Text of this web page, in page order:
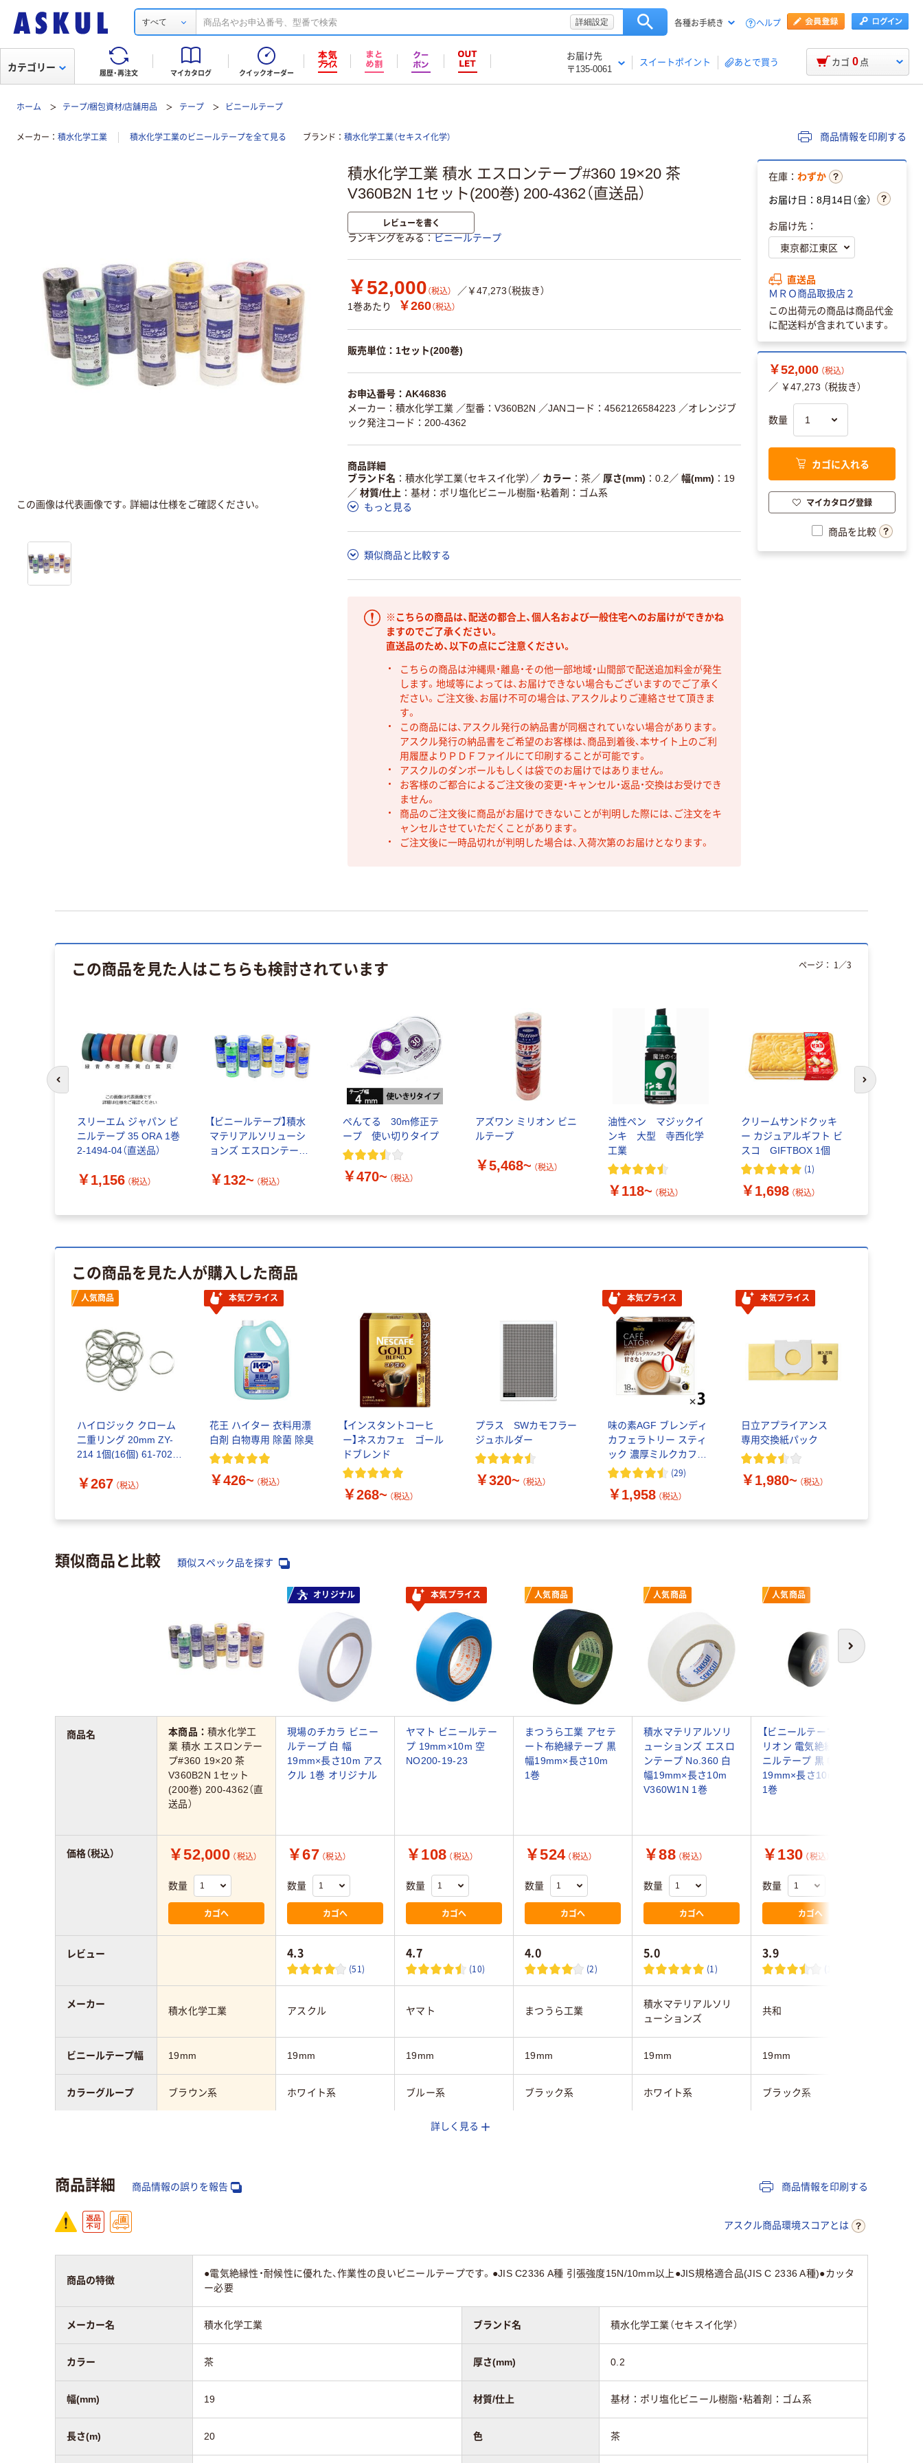
すべて 詳細設定 各種お手続き ヘルプ
履歴・再注文 マイカタログ クイックオーダー
お届け先
〒135-0061
スイートポイント あとで買う
カテゴリー カゴ 0 点
ホーム テープ/梱包資材/店舗用品 テープ ビニールテープ
メーカー 積水化学工業 積水化学工業のビニールテープを全て見る ブランド 積水化学工業（セキスイ化学） 商品情報を印刷する
積水化学工業 積水 エスロンテープ#360 19×20 茶
V360B2N 1セット(200巻) 200-4362（直送品）
レビューを書く
ランキングをみる ビニールテープ
￥52,000 （税込）
／￥47,273（税抜き）
1巻あたり
￥260（税込）
販売単位：1セット(200巻)
お申込番号：AK46836
メーカー：積水化学工業 ／型番：V360B2N ／JANコード：4562126584223 ／オレンジブ
ック発注コード：200-4362
商品詳細
ブランド名
積水化学工業（セキスイ化学） ／ カラー 茶／ 厚さ(mm) 0.2 ／ 幅(mm)
19
／ 材質/仕上
基材：ポリ塩化ビニール樹脂・粘着剤：ゴム系
もっと見る
類似商品と比較する
※こちらの商品は、配送の都合上、個人名および一般住宅へのお届けができかね
ますのでご了承ください。
直送品のため、以下の点にご注意ください。
こちらの商品は沖縄県・離島・その他一部地域・山間部で配送追加料金が発生
します。地域等によっては、お届けできない場合もございますのでご了承く
ださい。ご注文後、お届け不可の場合は、アスクルよりご連絡させて頂きま
す。
この商品には、アスクル発行の納品書が同梱されていない場合があります。
アスクル発行の納品書をご希望のお客様は、商品到着後、本サイト上のご利
用履歴よりＰＤＦファイルにて印刷することが可能です。
アスクルのダンボールもしくは袋でのお届けではありません。
お客様のご都合によるご注文後の変更・キャンセル・返品・交換はお受けでき
ません。
商品のご注文後に商品がお届けできないことが判明した際には、ご注文をキ
ャンセルさせていただくことがあります。
ご注文後に一時品切れが判明した場合は、入荷次第のお届けとなります。
この画像は代表画像です。詳細は仕様をご確認ください。
在庫： わずか
お届け日：8月14日（金）
お届け先：
直送品
ＭＲＯ商品取扱店２
この出荷元の商品は商品代金
に配送料が含まれています。
￥52,000 （税込）
／ ￥47,273 （税抜き）
数量
カゴに入れる
マイカタログ登録
商品を比較
この商品を見た人はこちらも検討されています
スリーエム ジャパン ビ
ニルテープ 35 ORA 1巻
2-1494-04（直送品）
￥1,156 （税込）
【ビニールテープ】積水
マテリアルソリューシ
ョンズ エスロンテープ
￥132~ （税込）
ぺんてる 30m修正テ
ープ 使い切りタイプ
￥470~ （税込）
アズワン ミリオン ビニ
ルテープ
￥5,468~ （税込）
油性ペン マジックイ
ンキ 大型 寺西化学
工業
￥118~ （税込）
クリームサンドクッキ
ー カジュアルギフト ビ
スコ GIFTBOX 1個
(1)
￥1,698 （税込）
ページ： 1 ／3
次のスライド
この商品を見た人が購入した商品
人気商品
ハイロジック クローム
二重リング 20mm ZY-
214 1個(16個) 61-7024-
￥267 （税込）
本気プライス
花王 ハイター 衣料用漂
白剤 白物専用 除菌 除臭
￥426~ （税込）
【インスタントコーヒ
ー】ネスカフェ ゴール
ドブレンド
￥268~ （税込）
プラス SWカモフラー
ジュホルダー
￥320~ （税込）
本気プライス
味の素AGF ブレンディ
カフェラトリー スティ
ック 濃厚ミルクカフェ
ラテ 甘さなし 1セット
(29)
￥1,958 （税込）
本気プライス
日立アプライアンス
専用交換紙パック
￥1,980~ （税込）
類似商品と比較 類似スペック品を探す
次へ
オリジナル 本気プライス 人気商品 人気商品 人気商品
本商品：積水化学工
業 積水 エスロンテー
プ#360 19×20 茶
V360B2N 1セット
(200巻) 200-4362（直
送品）
現場のチカラ ビニー
ルテープ 白 幅
19mm×長さ10m アス
クル 1巻 オリジナル
ヤマト ビニールテー
プ 19mm×10m 空
NO200-19-23
まつうら工業 アセテ
ート布絶縁テープ 黒
幅19mm×長さ10m
1巻
積水マテリアルソリ
ューションズ エスロ
ンテープ No.360 白
幅19mm×長さ10m
V360W1N 1巻
【ビニールテープ】 ミ
リオン 電気絶縁用ビ
ニルテープ 黒 幅
19mm×長さ10m 共和
1巻
￥52,000 （税込）
数量
カゴへ
￥67 （税込）
数量
カゴへ
￥108 （税込）
数量
カゴへ
￥524 （税込）
数量
カゴへ
￥88 （税込）
数量
カゴへ
￥130 （税込）
数量
カゴへ
4.3
(51)
4.7
(10)
4.0
(2)
5.0
(1)
3.9
(11)
積水化学工業 アスクル ヤマト まつうら工業
積水マテリアルソリ
ューションズ
共和
19mm 19mm 19mm 19mm 19mm 19mm
ブラウン系 ホワイト系 ブルー系 ブラック系 ホワイト系 ブラック系
20m 10m
商品名
価格（税込）
レビュー
メーカー
ビニールテープ幅
カラーグループ
ビニールテープ長
さ
アスクル商品環境
詳しく見る
商品詳細 商品情報の誤りを報告 商品情報を印刷する
アスクル商品環境スコアとは
商品の特徴
●電気絶縁性・耐候性に優れた、作業性の良いビニールテープです。●JIS C2336 A種 引張強度15N/10mm以上●JIS規格適合品(JIS C 2336 A種)●カッタ
ー必要
メーカー名 積水化学工業 ブランド名 積水化学工業（セキスイ化学）
カラー 茶 厚さ(mm) 0.2
幅(mm) 19 材質/仕上 基材：ポリ塩化ビニール樹脂・粘着剤：ゴム系
長さ(m) 20 色 茶